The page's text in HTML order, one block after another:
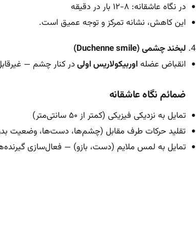
در نگاه عاشقانه: ۸-۱۲ بار در دقیقه
این کاهش، نشانه تمرکز و توجه عمیق است.
لبخند چشمی (Duchenne smile)
انقباض عضلهاوربیکولاریس اولیدر کنار چشم —
ضمائم نگاه عاشقانه
تمایل به نزدیکی فیزیکی (کمتر از ۵۰ سانتی‌متر)
تقلید حرکات طرف مقابل (چشم‌ها، دست‌ها، وضعیت
تمایل به لمس ملایم (دست، بازو) — فعال‌سازی